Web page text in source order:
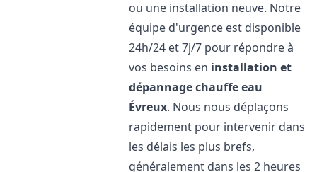
ou une installation neuve. Notre
équipe d'urgence est disponible
24h/24 et 7j/7 pour répondre à
vos besoins en installation et
dépannage chauffe eau
Évreux. Nous nous déplaçons
rapidement pour intervenir dans
les délais les plus brefs,
généralement dans les 2 heures